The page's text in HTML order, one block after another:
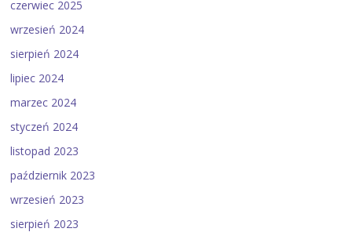
czerwiec 2025
wrzesień 2024
sierpień 2024
lipiec 2024
marzec 2024
styczeń 2024
listopad 2023
październik 2023
wrzesień 2023
sierpień 2023